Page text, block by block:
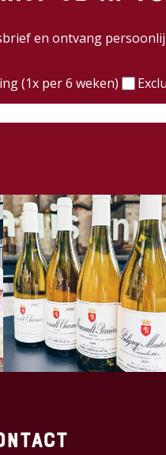
en ontvang
(1x per 6 weken)